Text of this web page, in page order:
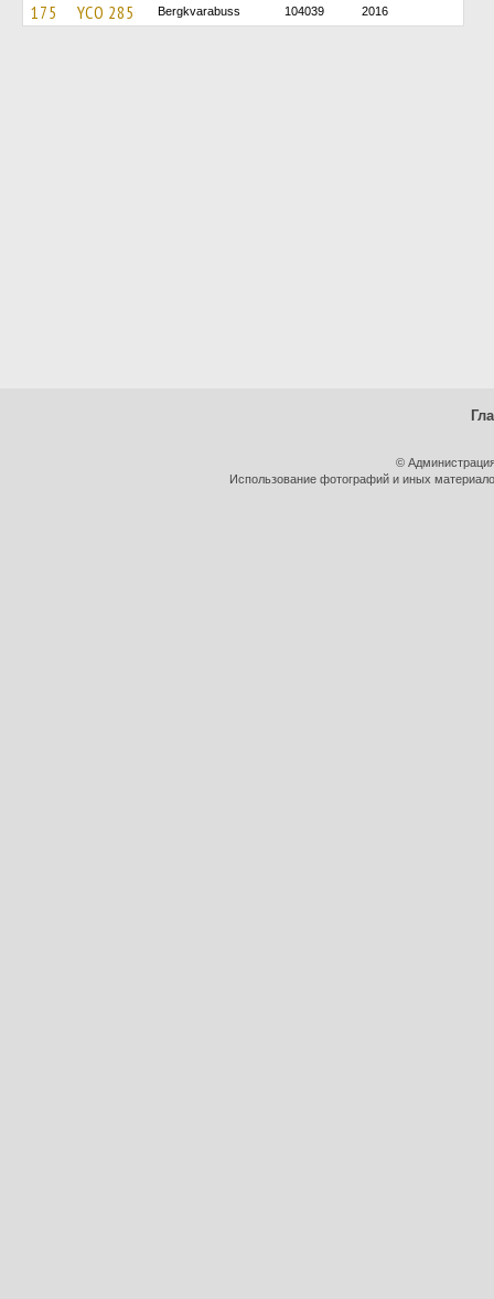
175 YCO 285 Bergkvarabuss 104039 2016
©
Использование фотографий и иных